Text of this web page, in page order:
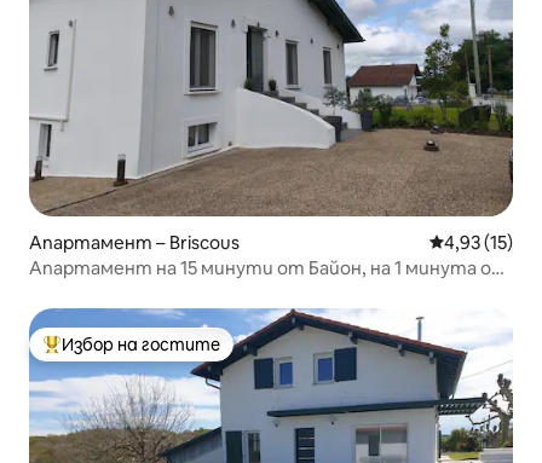
Апартамент – Briscous Средна
4,93 (15)
Апартамент на 15 минути от Байон, на 1 минута от
Най-популярен избор на гостите
Избор на гостите